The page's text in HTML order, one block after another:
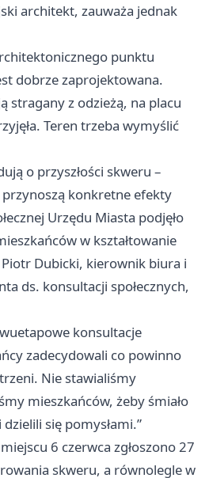
architekt, zauważa jednak
punktu
dobrze zaprojektowana.
stragany z odzieżą, na placu
Teren trzeba wymyślić
o przyszłości skweru –
przynoszą konkretne efekty
Urzędu Miasta podjęło
w kształtowanie
Dubicki, kierownik biura i
ds. konsultacji społecznych,
konsultacje
zadecydowali co powinno
Nie stawialiśmy
mieszkańców, żeby śmiało
się pomysłami.”
6 czerwca zgłoszono 27
skweru, a równolegle w